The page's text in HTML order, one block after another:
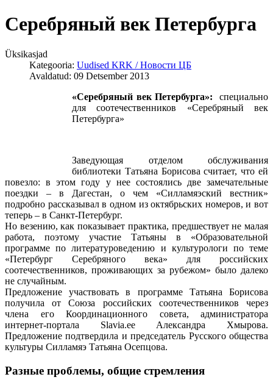
Серебряный век Петербурга
Üksikasjad
Kategooria: Uudised KRK / Новости ЦБ
Avaldatud: 09 Detsember 2013
«Серебряный век Петербурга»: специально
для соотечественников «Серебряный век
Петербурга»
Заведующая отделом обслуживания
библиотеки Татьяна Борисова считает, что ей
повезло: в этом году у нее состоялись две замечательные
поездки – в Дагестан, о чем «Силламяэский вестник»
подробно рассказывал в одном из октябрьских номеров, и вот
теперь – в Санкт-Петербург.
Но везению, как показывает практика, предшествует не малая
работа, поэтому участие Татьяны в «Образовательной
программе по литературоведению и культурологи по теме
«Петербург Серебряного века» для российских
соотечественников, проживающих за рубежом» было далеко
не случайным.
Предложение участвовать в программе Татьяна Борисова
получила от Союза российских соотечественников через
члена его Координационного совета, администратора
интернет-портала Slavia.ee Александра Хмырова.
Предложение подтвердила и председатель Русского общества
культуры Силламяэ Татьяна Осепцова.
Разные проблемы, общие стремления